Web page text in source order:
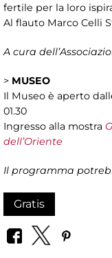
fertile per la loro
Al flauto Marco Celli
A cura
> MUSEO
Il Museo è aperto
01.30
Ingresso alla mostra
dell’Oriente
Il programma
Gratis